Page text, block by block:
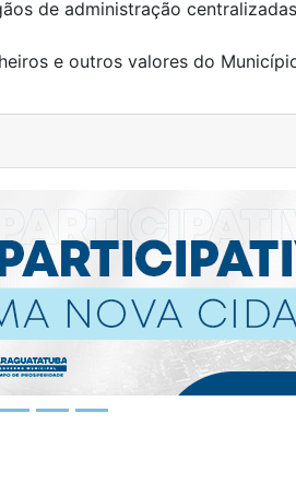
de administração
e outros valores do